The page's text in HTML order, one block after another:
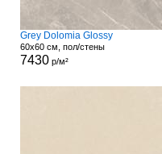
Grey Dolomia Glossy
60x60 см, пол/стены
7430 р/м²